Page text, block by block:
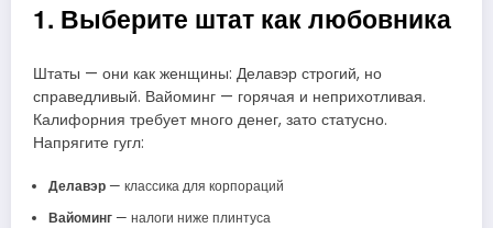
1. Выберите штат как любовника
Штаты — они как женщины: Делавэр строгий, но
справедливый. Вайоминг — горячая и неприхотливая.
Калифорния требует много денег, зато статусно.
Напрягите гугл:
Делавэр— классика для корпораций
Вайоминг— налоги ниже плинтуса